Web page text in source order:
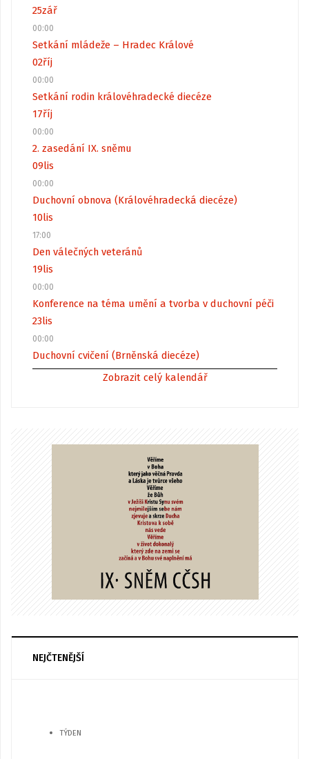
25zář
00:00
Setkání mládeže – Hradec Králové
02říj
00:00
Setkání rodin královéhradecké diecéze
17říj
00:00
2. zasedání IX. sněmu
09lis
00:00
Duchovní obnova (Královéhradecká diecéze)
10lis
17:00
Den válečných veteránů
19lis
00:00
Konference na téma umění a tvorba v duchovní péči
23lis
00:00
Duchovní cvičení (Brněnská diecéze)
Zobrazit celý kalendář
NEJČTENĚJŠÍ
TÝDEN